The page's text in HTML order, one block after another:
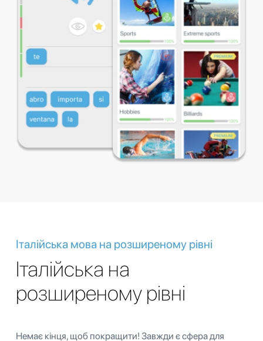
Італійська мова на розширеному рівні
Італійська на
розширеному рівні
Немає кінця, щоб покращити! Завжди є сфера для